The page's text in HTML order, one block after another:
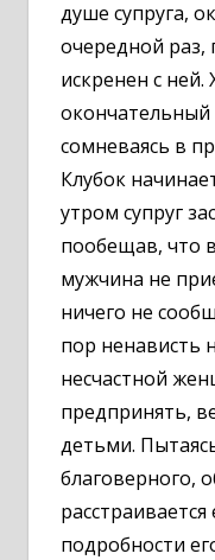
душе супруга,
очередной раз,
искренен с ней.
сомневаясь в
Клубок
утром супруг
пообещав, что
мужчина не
ничего не
пор ненависть
несчастной
предпринять,
детьми.
благоверного,
подробности